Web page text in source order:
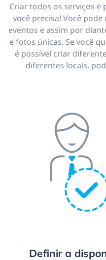
Criar todos os serviços e
você precisa! Você
eventos e assim por
e fotos únicas. Se você
é possível criar
diferentes locais,
Definir a